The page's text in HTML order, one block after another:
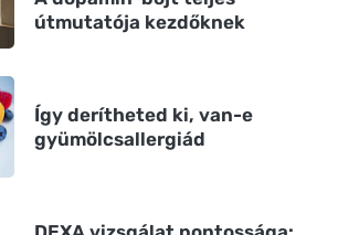
útmutatója kezdőknek
Így derítheted ki, van-e
gyümölcsallergiád